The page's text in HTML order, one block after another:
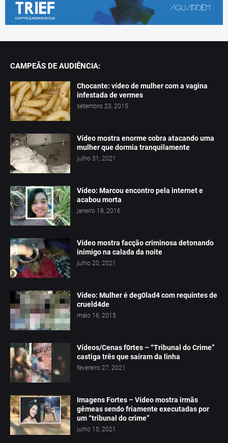
CAMPEÃS DE AUDIÊNCIA:
Chocante: vídeo de mulher com a vagina
infestada de vermes
setembro 23, 2015
Vídeo mostra enorme cobra atacando uma
mulher que dormia tranquilamente
julho 31, 2021
Vídeo: Marcou encontro pela internet e
acabou morta
janeiro 18, 2016
Vídeo mostra facção criminosa detonando
inimigo na calada da noite
julho 20, 2021
Vídeo: Mulher é deg0lad4 com requintes de
crueld4de
maio 16, 2015
Vídeos/Cenas f0rtes – “Tribunal do Crime”
castiga três que saíram da linha
fevereiro 27, 2021
Imagens Fortes – Vídeo mostra irmãs
gêmeas sendo friamente executadas por
um “tribunal do crime”
julho 15, 2021